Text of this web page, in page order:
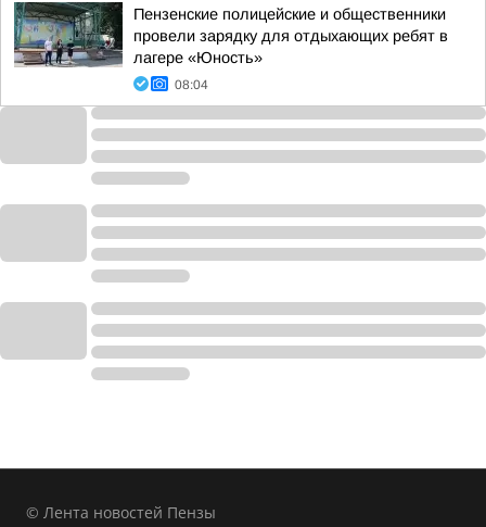
Пензенские полицейские и общественники
провели зарядку для отдыхающих ребят в
лагере «Юность»
08:04
© Лента новостей Пензы